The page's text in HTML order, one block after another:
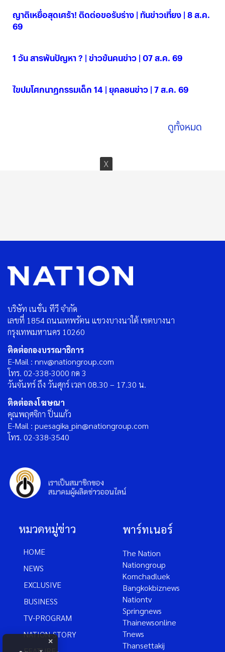
ญาติเหยื่อสุดเศร้า! ติดต่อขอรับร่าง | ทันข่าวเที่ยง | 8 ส.ค.
69
1 วัน สารพันปัญหา ? | ข่าวข้นคนข่าว | 07 ส.ค. 69
ไขปมโศกนาฏกรรมเด็ก 14 | ยุคลชนข่าว | 7 ส.ค. 69
ดูทั้งหมด
บริษัท เนชั่น ทีวี จำกัด
เลขที่ 1854 ถนนเทพรัตน แขวงบางนาใต้ เขตบางนา
กรุงเทพมหานคร 10260
ติดต่อกองบรรณาธิการ
E-Mail : nnv@nationgroup.com
โทร. 02-338-3000 กด 3
วันจันทร์ ถึง วันศุกร์ เวลา 08.30 – 17.30 น.
ติดต่อลงโฆษณา
คุณพฤศจิกา ปิ่นแก้ว
E-Mail : puesagika_pin@nationgroup.com
โทร. 02-338-3540
หมวดหมู่ข่าว
HOME
NEWS
EXCLUSIVE
BUSINESS
TV-PROGRAM
NATION-STORY
พาร์ทเนอร์
The Nation
Nationgroup
Komchadluek
Bangkokbiznews
Nationtv
Springnews
Thainewsonline
Tnews
Thansettakij
×